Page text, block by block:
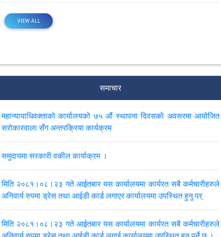
VIEW ALL
समाचार
महान्यायाधिवक्ताको कार्यालयको ७५ औं स्थापना दिवसको अवसरमा आयोजित
सरोकारवाला सँग अन्तरक्रिया कार्यक्रम
समुदायमा सरकारी वकील कार्याक्रम ।
मिति २०८१।०८।२३ गते आईतबार यस कार्यालयमा कार्यरत सबै कर्मचारीहरुले
अनिवार्य रुपमा ड्रेस तथा आईडी कार्ड लगाएर कार्यालयमा उपस्थित हुनु पर्
मिति २०८१।०८।२३ गते आईतबार यस कार्यालयमा कार्यरत सबै कर्मचारीहरुले